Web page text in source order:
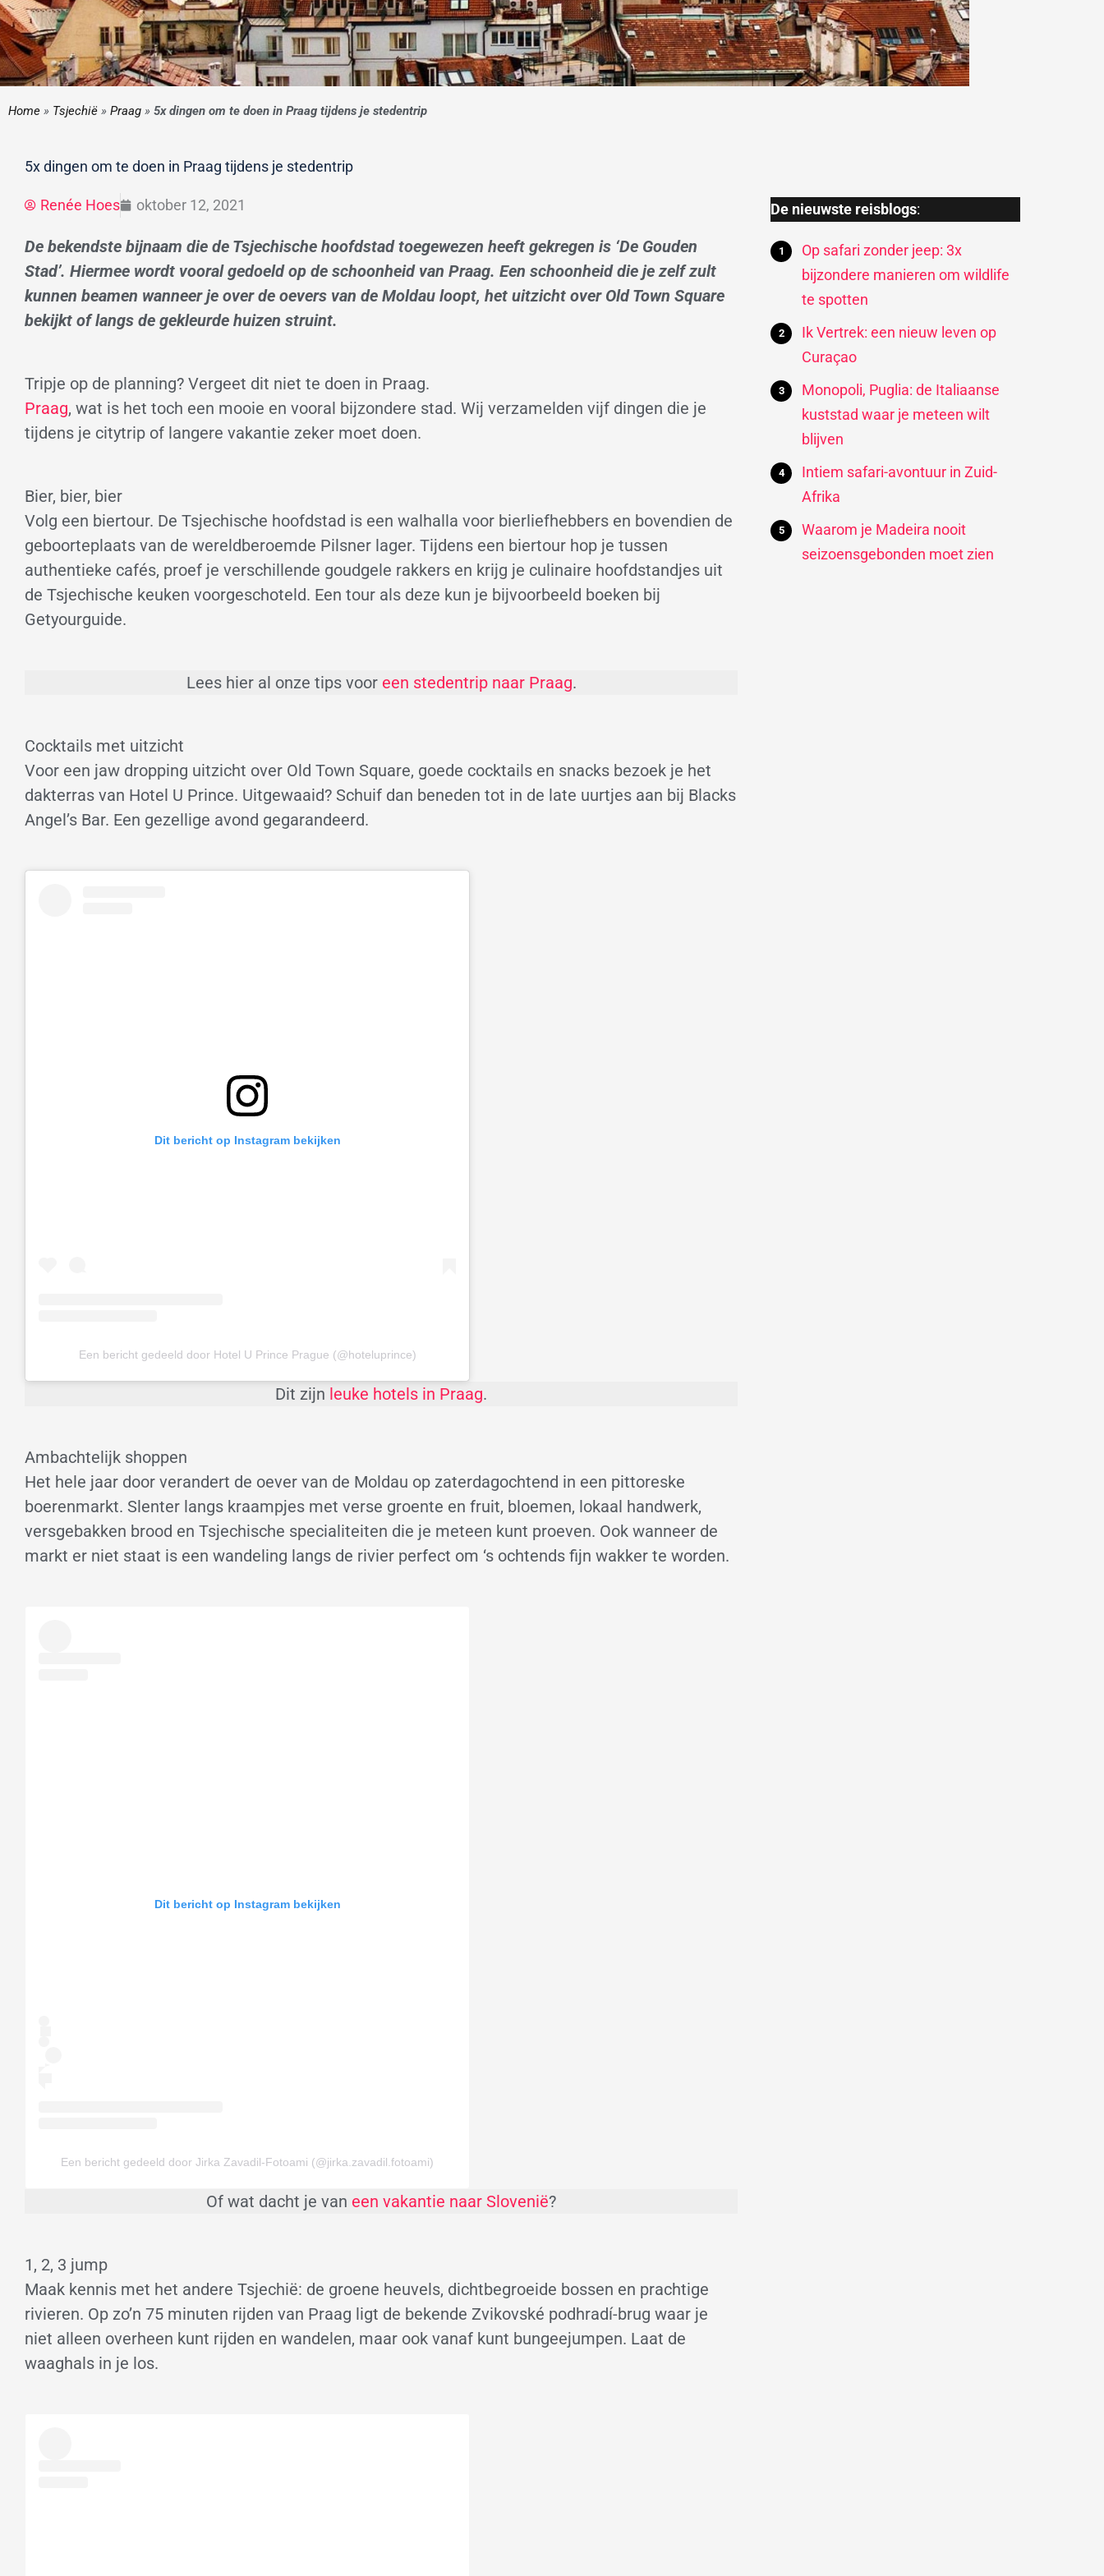
Home » Tsjechië » Praag » 5x dingen om te doen in Praag tijdens je stedentrip
5x dingen om te doen in Praag tijdens je stedentrip
Renée Hoes oktober 12, 2021
De bekendste bijnaam die de Tsjechische hoofdstad toegewezen heeft gekregen is ‘De Gouden
Stad’. Hiermee wordt vooral gedoeld op de schoonheid van Praag. Een schoonheid die je zelf zult
kunnen beamen wanneer je over de oevers van de Moldau loopt, het uitzicht over Old Town Square
bekijkt of langs de gekleurde huizen struint.
Tripje op de planning? Vergeet dit niet te doen in Praag.
Praag, wat is het toch een mooie en vooral bijzondere stad. Wij verzamelden vijf dingen die je
tijdens je citytrip of langere vakantie zeker moet doen.
Bier, bier, bier
Volg een biertour. De Tsjechische hoofdstad is een walhalla voor bierliefhebbers en bovendien de
geboorteplaats van de wereldberoemde Pilsner lager. Tijdens een biertour hop je tussen
authentieke cafés, proef je verschillende goudgele rakkers en krijg je culinaire hoofdstandjes uit
de Tsjechische keuken voorgeschoteld. Een tour als deze kun je bijvoorbeeld boeken bij
Getyourguide.
Lees hier al onze tips voor een stedentrip naar Praag.
Cocktails met uitzicht
Voor een jaw dropping uitzicht over Old Town Square, goede cocktails en snacks bezoek je het
dakterras van Hotel U Prince. Uitgewaaid? Schuif dan beneden tot in de late uurtjes aan bij Blacks
Angel’s Bar. Een gezellige avond gegarandeerd.
Dit bericht op Instagram bekijken
Een bericht gedeeld door Hotel U Prince Prague (@hoteluprince)
Dit zijn leuke hotels in Praag.
Ambachtelijk shoppen
Het hele jaar door verandert de oever van de Moldau op zaterdagochtend in een pittoreske
boerenmarkt. Slenter langs kraampjes met verse groente en fruit, bloemen, lokaal handwerk,
versgebakken brood en Tsjechische specialiteiten die je meteen kunt proeven. Ook wanneer de
markt er niet staat is een wandeling langs de rivier perfect om ‘s ochtends fijn wakker te worden.
Dit bericht op Instagram bekijken
Een bericht gedeeld door Jirka Zavadil-Fotoami (@jirka.zavadil.fotoami)
Of wat dacht je van een vakantie naar Slovenië?
1, 2, 3 jump
Maak kennis met het andere Tsjechië: de groene heuvels, dichtbegroeide bossen en prachtige
rivieren. Op zo’n 75 minuten rijden van Praag ligt de bekende Zvikovské podhradí-brug waar je
niet alleen overheen kunt rijden en wandelen, maar ook vanaf kunt bungeejumpen. Laat de
waaghals in je los.
De nieuwste reisblogs:
Op safari zonder jeep: 3x
bijzondere manieren om wildlife
te spotten
Ik Vertrek: een nieuw leven op
Curaçao
Monopoli, Puglia: de Italiaanse
kuststad waar je meteen wilt
blijven
Intiem safari-avontuur in Zuid-
Afrika
Waarom je Madeira nooit
seizoensgebonden moet zien